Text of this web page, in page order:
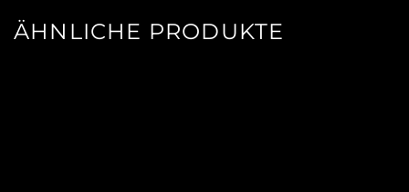
ÄHNLICHE PRODUKTE